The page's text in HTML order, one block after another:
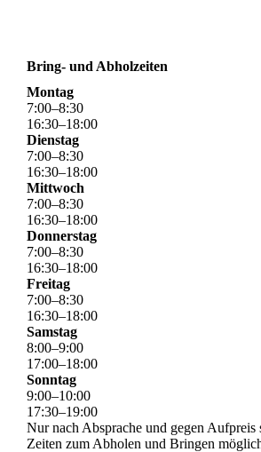
Bring- und Abholzeiten
Montag
7:00–8:30
16:30–18:00
Dienstag
7:00–8:30
16:30–18:00
Mittwoch
7:00–8:30
16:30–18:00
Donnerstag
7:00–8:30
16:30–18:00
Freitag
7:00–8:30
16:30–18:00
Samstag
8:00–9:00
17:00–18:00
Sonntag
9:00–10:00
17:30–19:00
Nur nach Absprache und gegen Aufpreis
Zeiten zum Abholen und Bringen